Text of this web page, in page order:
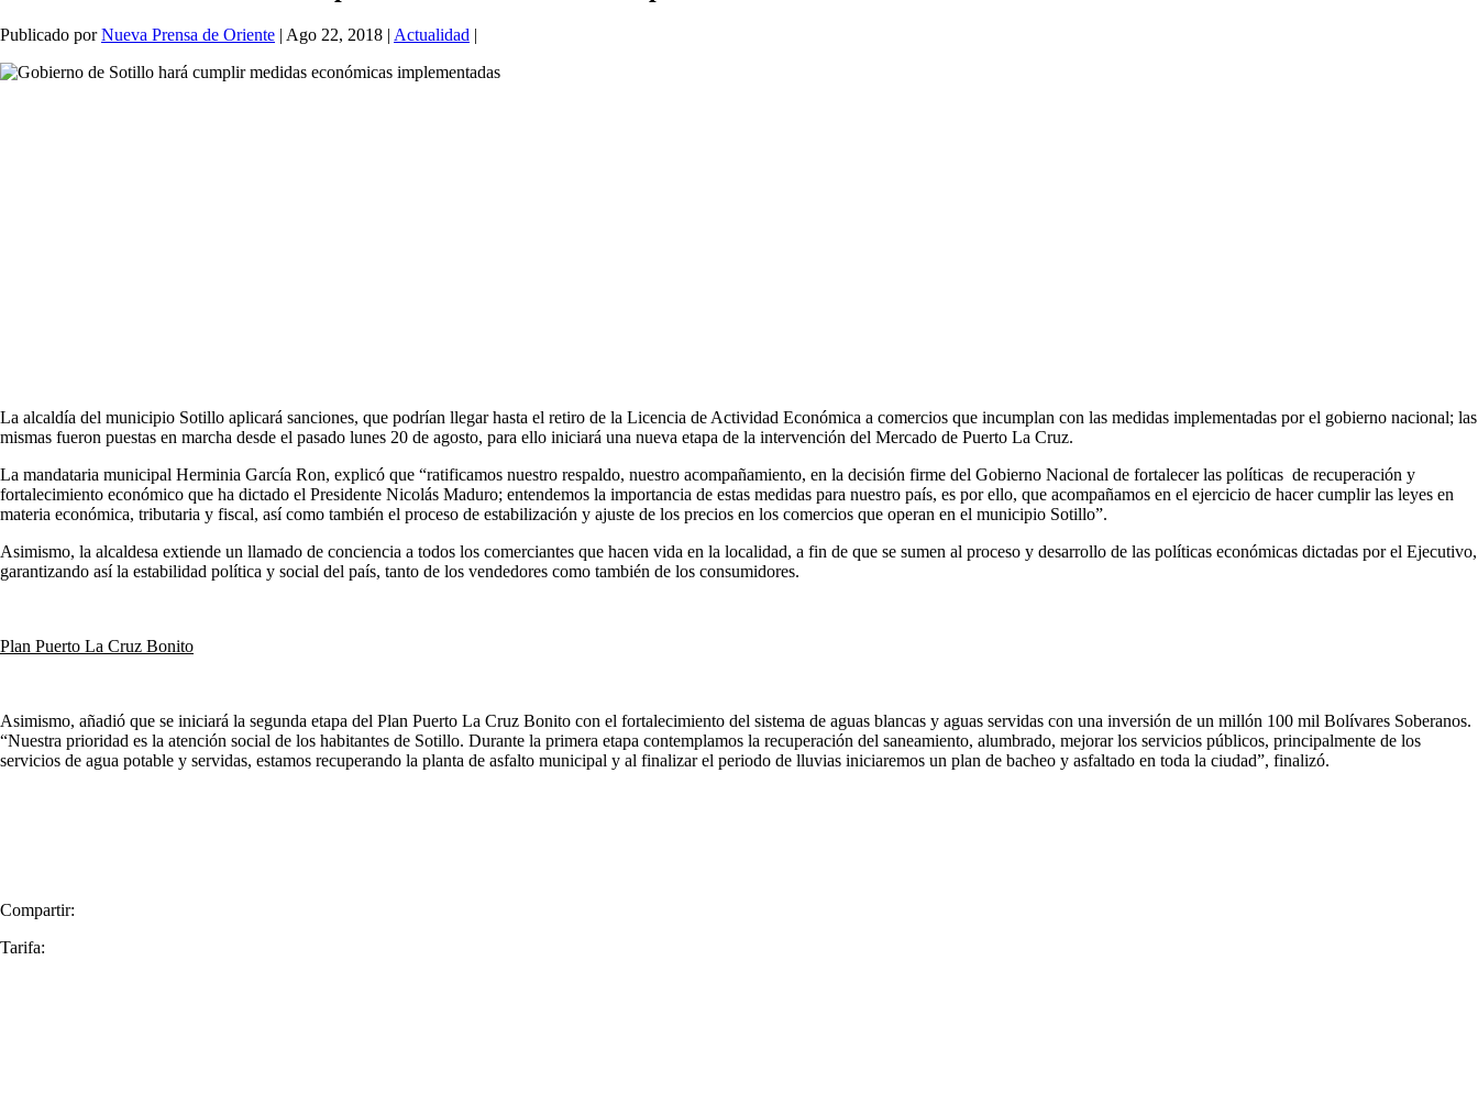
Publicado porNueva Prensa de Oriente | Ago 22, 2018 | Actualidad |
La alcaldía del municipio Sotillo aplicará sanciones, que podrían llegar hasta el retiro de la Licencia de Actividad Económica a comercios que incumplan con las medidas implementadas por el gobierno nacional; las
mismas fueron puestas en marcha desde el pasado lunes 20 de agosto, para ello iniciará una nueva etapa de la intervención del Mercado de Puerto La Cruz.
La mandataria municipal Herminia García Ron, explicó que “ratificamos nuestro respaldo, nuestro acompañamiento, en la decisión firme del Gobierno Nacional de fortalecer las políticas de recuperación y
fortalecimiento económico que ha dictado el Presidente Nicolás Maduro; entendemos la importancia de estas medidas para nuestro país, es por ello, que acompañamos en el ejercicio de hacer cumplir las leyes en
materia económica, tributaria y fiscal, así como también el proceso de estabilización y ajuste de los precios en los comercios que operan en el municipio Sotillo”.
Asimismo, la alcaldesa extiende un llamado de conciencia a todos los comerciantes que hacen vida en la localidad, a fin de que se sumen al proceso y desarrollo de las políticas económicas dictadas por el Ejecutivo,
garantizando así la estabilidad política y social del país, tanto de los vendedores como también de los consumidores.
Plan Puerto La Cruz Bonito
Asimismo, añadió que se iniciará la segunda etapa del Plan Puerto La Cruz Bonito con el fortalecimiento del sistema de aguas blancas y aguas servidas con una inversión de un millón 100 mil Bolívares Soberanos.
“Nuestra prioridad es la atención social de los habitantes de Sotillo. Durante la primera etapa contemplamos la recuperación del saneamiento, alumbrado, mejorar los servicios públicos, principalmente de los
servicios de agua potable y servidas, estamos recuperando la planta de asfalto municipal y al finalizar el periodo de lluvias iniciaremos un plan de bacheo y asfaltado en toda la ciudad”, finalizó.
Compartir:
Tarifa: